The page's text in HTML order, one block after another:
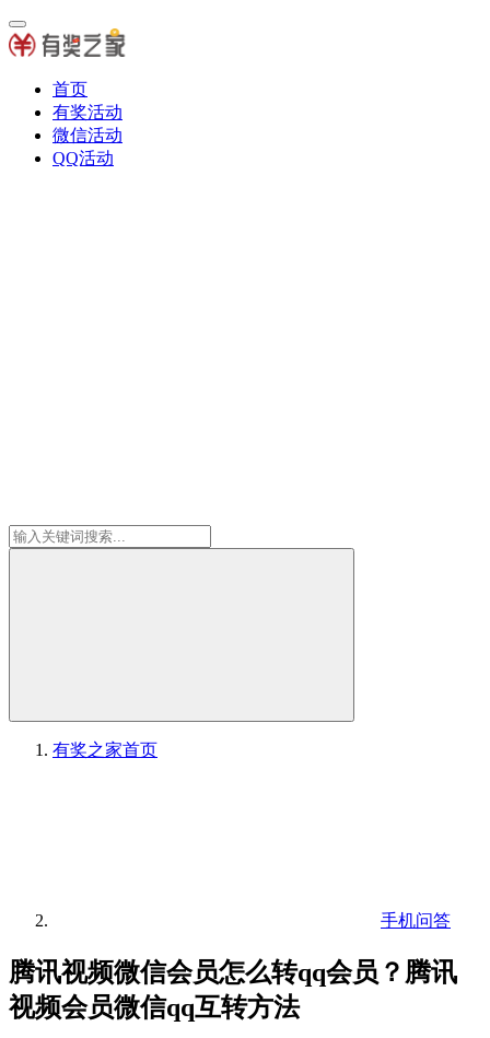
首页
有奖活动
微信活动
QQ活动
有奖之家首页
手机问答
腾讯视频微信会员怎么转qq会员？腾讯
视频会员微信qq互转方法